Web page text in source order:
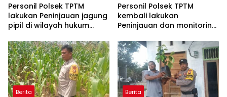
Personil Polsek TPTM
lakukan Peninjauan jagung
pipil di wilayah hukum
Personil Polsek TPTM
kembali lakukan
Peninjauan dan monitoring
wilayah hukum Polsek
TPTM
Berita Berita